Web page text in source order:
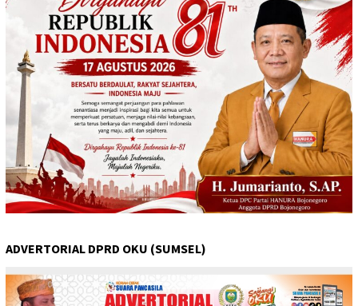
ADVERTORIAL DPRD OKU (SUMSEL)